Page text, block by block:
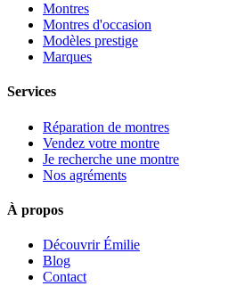
Montres
Montres d'occasion
Modèles prestige
Marques
Services
Réparation de montres
Vendez votre montre
Je recherche une montre
Nos agréments
À propos
Découvrir Émilie
Blog
Contact